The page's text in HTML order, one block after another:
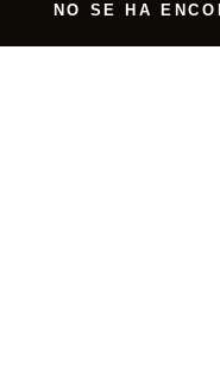
NO SE HA